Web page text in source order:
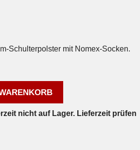
Schulterpolster mit Nomex-Socken.
nicht auf Lager. Lieferzeit prüfen